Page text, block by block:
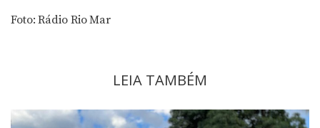
Foto: Rádio Rio Mar
LEIA TAMBÉM